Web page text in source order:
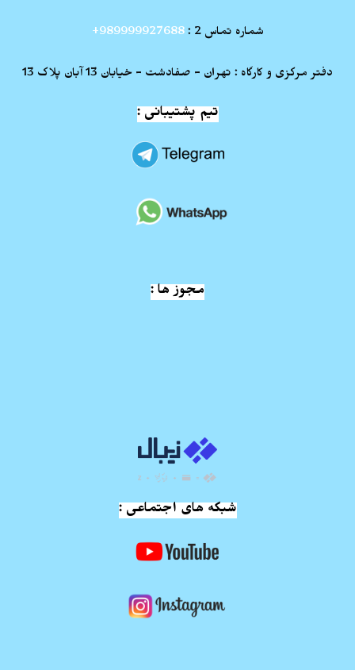
شماره تماس 2 : 989999927688+
دفتر مرکزی و کارگاه : تهران - صفادشت - خیابان 13 آبان پلاک 13
تیم پشتیبانی :
مجوز ها :
شبکه های اجتماعی :